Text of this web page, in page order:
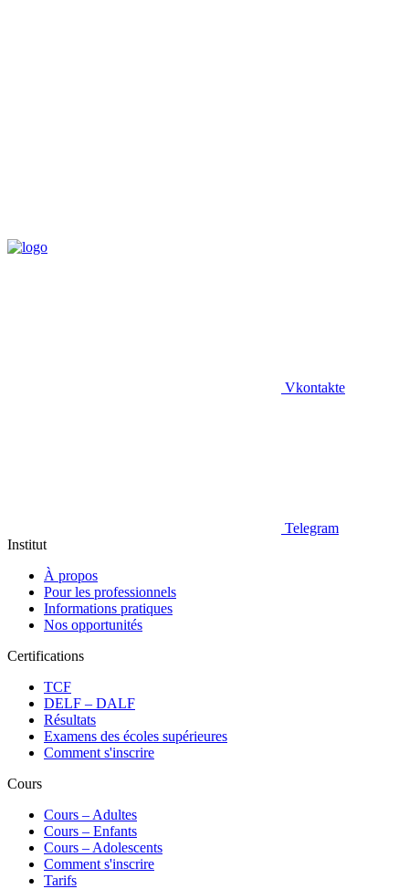
Vkontakte
Telegram
Institut
À propos
Pour les professionnels
Informations pratiques
Nos opportunités
Certifications
TCF
DELF – DALF
Résultats
Examens des écoles supérieures
Comment s'inscrire
Cours
Сours – Adultes
Cours – Enfants
Cours – Adolescents
Comment s'inscrire
Tarifs